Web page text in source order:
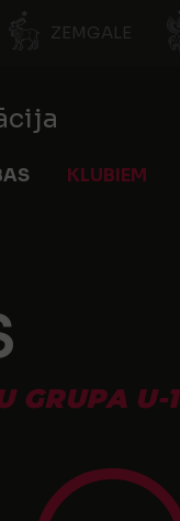
ZEMGALE
KLUBIEM
GRUPA U-